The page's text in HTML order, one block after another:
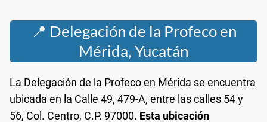
📍 Delegación de la Profeco en
Mérida, Yucatán
La Delegación de la Profeco en Mérida se encuentra
ubicada en la Calle 49, 479-A, entre las calles 54 y
56, Col. Centro, C.P. 97000. Esta ubicación